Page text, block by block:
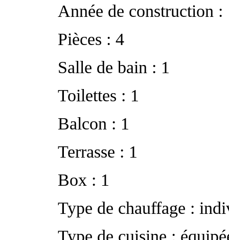
Année de construction :
Pièces : 4
Salle de bain : 1
Toilettes : 1
Balcon : 1
Terrasse : 1
Box : 1
Type de chauffage :
Type de cuisine :